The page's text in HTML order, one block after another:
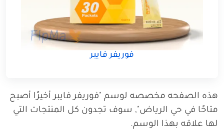
فوريفر فايبر
هذه الصفحه مخصصه لوسم "فوريفر فايبر أخيرًا أصبح
متاحًا في حي الرياض", سوف تجدون كل المنتجات التي
لها علاقه بهذا الوسم.